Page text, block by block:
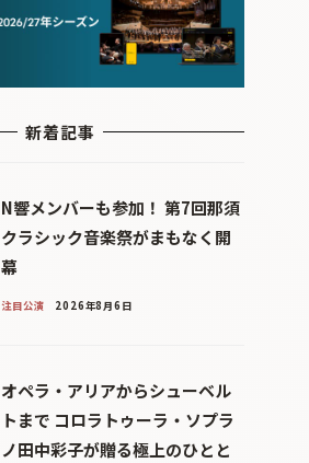
新着記事
N響メンバーも参加！ 第7回那須
クラシック音楽祭がまもなく開
幕
注目公演 2026年8月6日
オペラ・アリアからシューベル
トまで コロラトゥーラ・ソプラ
ノ田中彩子が贈る極上のひとと